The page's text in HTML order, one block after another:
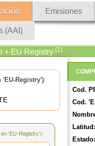
Emisiones
(AAI)
+ EU Registry (1)
'EU-Registry'):
'EU-Registry'):
Cod.
Cod.
Latitud:
Estado: